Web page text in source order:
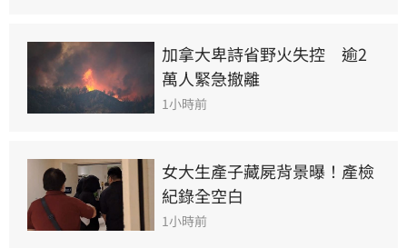
加拿大卑詩省野火失控　逾2
萬人緊急撤離
1小時前
女大生產子藏屍背景曝！產檢
紀錄全空白
1小時前